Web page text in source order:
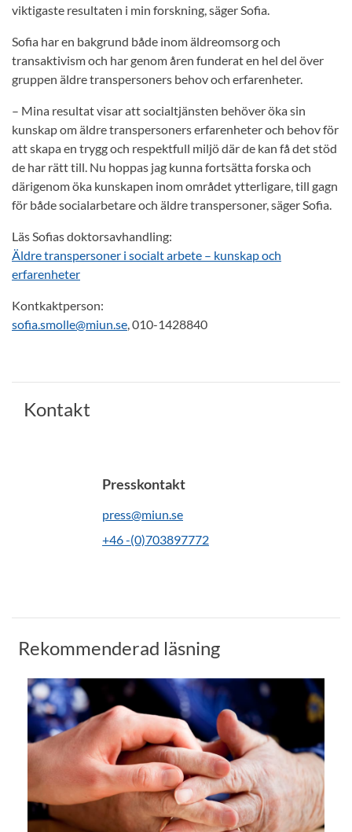
viktigaste resultaten i min forskning, säger Sofia.
Sofia har en bakgrund både inom äldreomsorg och
transaktivism och har genom åren funderat en hel del över
gruppen äldre transpersoners behov och erfarenheter.
– Mina resultat visar att socialtjänsten behöver öka sin
kunskap om äldre transpersoners erfarenheter och behov för
att skapa en trygg och respektfull miljö där de kan få det stöd
de har rätt till. Nu hoppas jag kunna fortsätta forska och
därigenom öka kunskapen inom området ytterligare, till gagn
för både socialarbetare och äldre transpersoner, säger Sofia.
Läs Sofias doktorsavhandling:
Äldre transpersoner i socialt arbete – kunskap och
erfarenheter
Kontkaktperson:
sofia.smolle@miun.se, 010-1428840
Kontakt
Presskontakt
press@miun.se
+46 -(0)703897772
Rekommenderad läsning